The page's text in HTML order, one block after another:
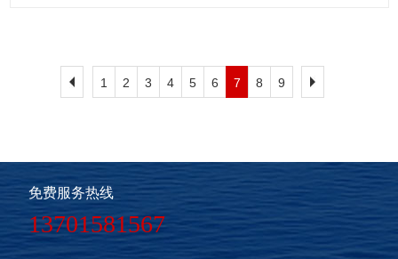
重机主要指CD1、MD1型系列钢丝绳电动葫芦系在原CD、MD
点，是用途广泛，深受欢迎的轻型起重设备。 该葫芦有固
定式和小车式两类。固定式按固定支脚在上、下、左、右位置
不同又分为A1、A2、A3、A4四种型式，可直接安装在构架上
使用，小车式具有运行功能，可安装在轨道上使用。CD1型为
1 2 3 4 5 6 7 8 9
免费服务热线
13701581567